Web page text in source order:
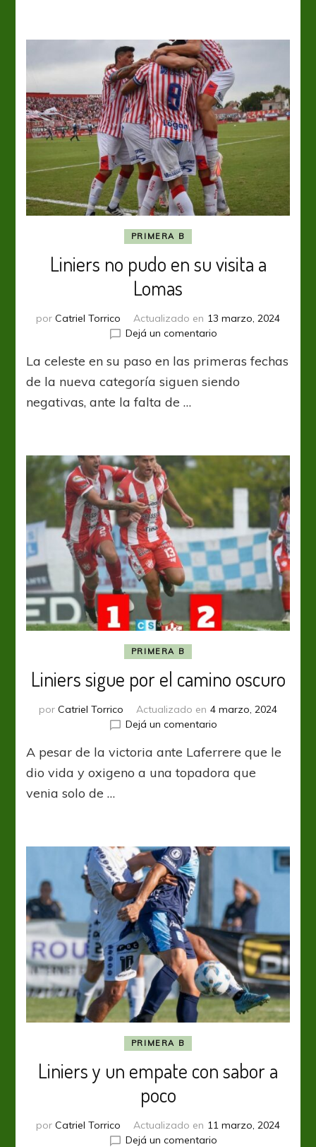
PRIMERA B
Liniers no pudo en su visita a
Lomas
por Catriel Torrico Actualizado en 13 marzo, 2024
Dejá un comentarioen
no
pudo
La celeste en su paso en las primeras fechas
de la nueva categoría siguen siendo
negativas, ante la falta de …
PRIMERA B
Liniers sigue por el camino oscuro
por Catriel Torrico Actualizado en 4 marzo, 2024
Dejá un comentarioen
sigue
por
A pesar de la victoria ante Laferrere que le
dio vida y oxigeno a una topadora que
venia solo de …
PRIMERA B
Liniers y un empate con sabor a
poco
por Catriel Torrico Actualizado en 11 marzo, 2024
Dejá un comentarioen